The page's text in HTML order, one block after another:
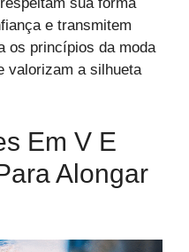
e transmitem
os princípios da moda
valorizam a silhueta
Em V E
Alongar